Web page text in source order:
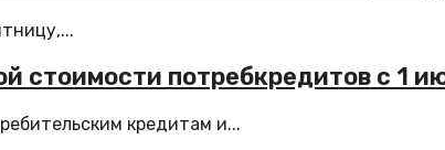
стоимости потребкредитов с 1
кредитам и...